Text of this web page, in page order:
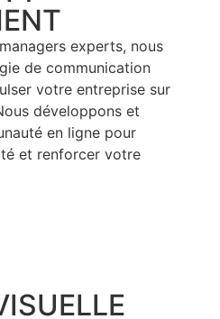
experts, nous
de communication
votre entreprise sur
développons et
en ligne pour
et renforcer votre